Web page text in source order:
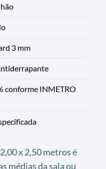
3 mm
conforme INMETRO
x 2,50 metros é
médias da sala ou